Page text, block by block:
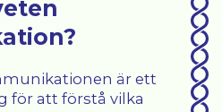
är ett
för att förstå vilka